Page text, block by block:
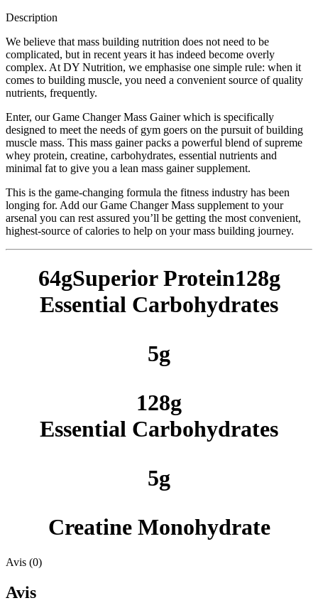
Description
We believe that mass building nutrition does not need to be
complicated, but in recent years it has indeed become overly
complex. At DY Nutrition, we emphasise one simple rule: when it
comes to building muscle, you need a convenient source of quality
nutrients, frequently.
Enter, our Game Changer Mass Gainer which is specifically
designed to meet the needs of gym goers on the pursuit of building
muscle mass. This mass gainer packs a powerful blend of supreme
whey protein, creatine, carbohydrates, essential nutrients and
minimal fat to give you a lean mass gainer supplement.
This is the game-changing formula the fitness industry has been
longing for. Add our Game Changer Mass supplement to your
arsenal you can rest assured you’ll be getting the most convenient,
highest-source of calories to help on your mass building journey.
64gSuperior Protein128g
Essential Carbohydrates
5g
128g
Essential Carbohydrates
5g
Creatine Monohydrate
Avis (0)
Avis